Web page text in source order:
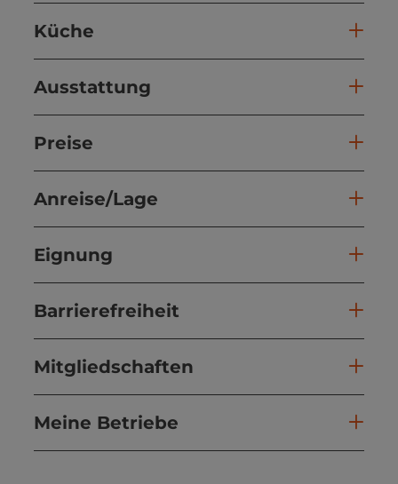
Küche
Ausstattung
Preise
Anreise/Lage
Eignung
Barrierefreiheit
Mitgliedschaften
Meine Betriebe